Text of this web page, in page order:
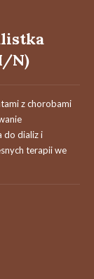
N)
z chorobami
do dializ i
terapii we